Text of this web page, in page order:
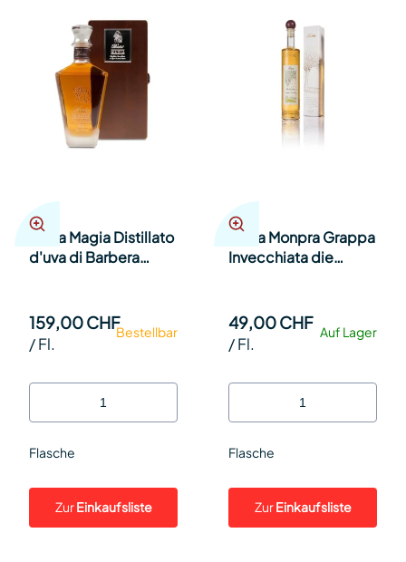
Berta Magia Distillato
d'uva di Barbera
Bestellbar
159,00 CHF
/Fl.
Flasche
ZurEinkaufsliste
Berta Monpra Grappa
Invecchiata die
Auf Lager
49,00 CHF
/Fl.
Flasche
ZurEinkaufsliste